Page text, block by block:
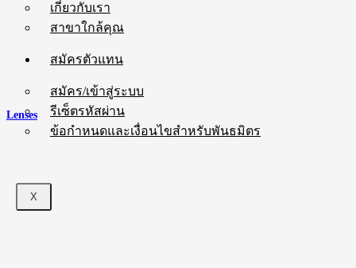
เกี่ยวกับเรา
สาขาใกล้คุณ
สมัครตัวแทน
สมัคร/เข้าสู่ระบบ
รีเซ็ตรหัสผ่าน
ข้อกำหนดและเงื่อนไขสำหรับพันธมิตร
X
Lenses